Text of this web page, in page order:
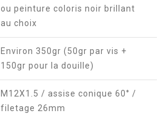
ou peinture coloris noir brillant
au choix
Environ 350gr (50gr par vis +
150gr pour la douille)
M12X1.5 / assise conique 60° /
filetage 26mm